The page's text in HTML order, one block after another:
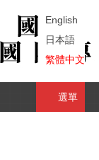
English
日本語
繁體中文
選單